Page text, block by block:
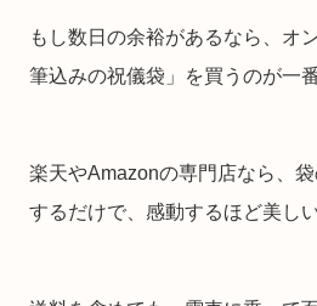
もし数日の余裕があるなら、オ
筆込みの祝儀袋」を買うのが一
楽天やAmazonの専門店なら、
するだけで、感動するほど美し